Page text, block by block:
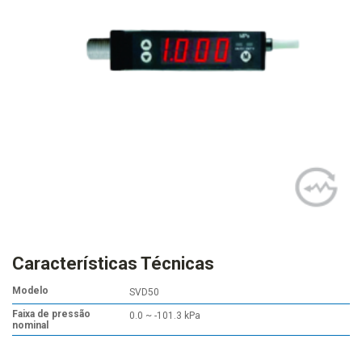
Características Técnicas
Modelo
SVD50
Faixa de pressão
nominal
0.0 ~ -101.3 kPa